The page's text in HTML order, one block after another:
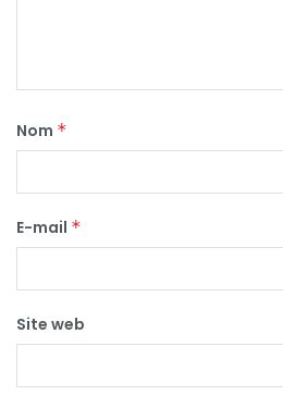
Nom *
E-mail *
Site web